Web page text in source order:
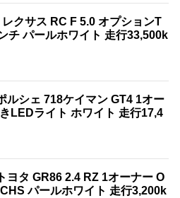
レクサス RC F 5.0 オプションT
チ パールホワイト 走行33,500k
ルシェ 718ケイマン GT4 1オー
LEDライト ホワイト 走行17,4
ヨタ GR86 2.4 RZ 1オーナー O
パールホワイト 走行3,200k